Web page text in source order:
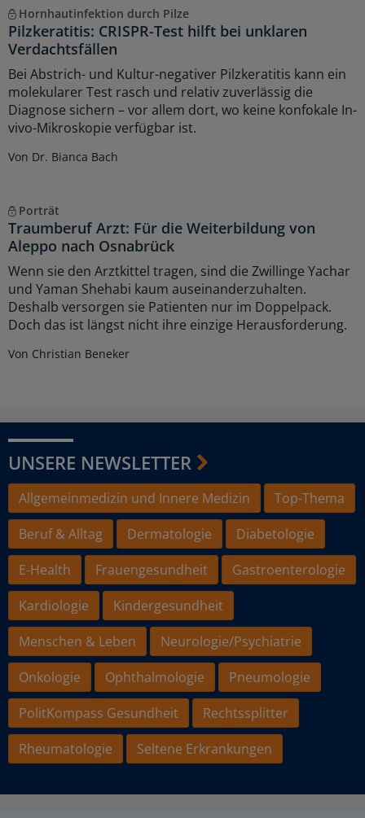
Hornhautinfektion durch Pilze
Pilzkeratitis: CRISPR-Test hilft bei unklaren
Verdachtsfällen
Bei Abstrich- und Kultur-negativer Pilzkeratitis kann ein
molekularer Test rasch und relativ zuverlässig die
Diagnose sichern – vor allem dort, wo keine konfokale In-
vivo-Mikroskopie verfügbar ist.
Von Dr. Bianca Bach
Porträt
Traumberuf Arzt: Für die Weiterbildung von
Aleppo nach Osnabrück
Wenn sie den Arztkittel tragen, sind die Zwillinge Yachar
und Yaman Shehabi kaum auseinanderzuhalten.
Deshalb versorgen sie Patienten nur im Doppelpack.
Doch das ist längst nicht ihre einzige Herausforderung.
Von Christian Beneker
UNSERE NEWSLETTER
Allgemeinmedizin und Innere Medizin
Top-Thema
Beruf & Alltag
Dermatologie
Diabetologie
E-Health
Frauengesundheit
Gastroenterologie
Kardiologie
Kindergesundheit
Menschen & Leben
Neurologie/Psychiatrie
Onkologie
Ophthalmologie
Pneumologie
PolitKompass Gesundheit
Rechtssplitter
Rheumatologie
Seltene Erkrankungen